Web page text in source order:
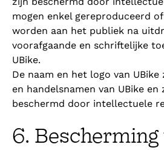
mogen enkel gereproduceerd
worden aan het publiek na
voorafgaande en schriftelijke
UBike.
De naam en het logo van
en handelsnamen van UBike en
beschermd door intellectuele
6. Bescherming